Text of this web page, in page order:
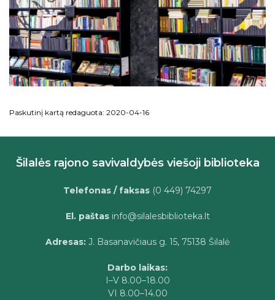
Paskutinį kartą redaguota: 2020-04-16
Šilalės rajono savivaldybės viešoji biblioteka
Telefonas / faksas (0 449) 74297
El. paštasinfo@silalesbiblioteka.lt
Adresas: J. Basanavičiaus g. 15, 75138 Šilalė
Darbo laikas:
I–V 8.00–18.00
VI 8.00–14.00